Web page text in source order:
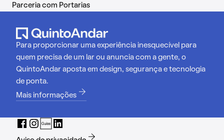
Parceria com Portarias
Para proporcionar uma experiência inesquecível para
quem precisa de um lar ou anuncia com a gente, o
QuintoAndar aposta em design, segurança e tecnologia
de ponta.
Mais informações